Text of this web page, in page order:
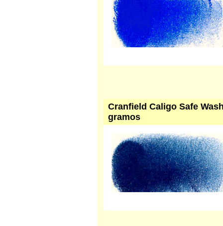
Cranfield Caligo Safe
gramos